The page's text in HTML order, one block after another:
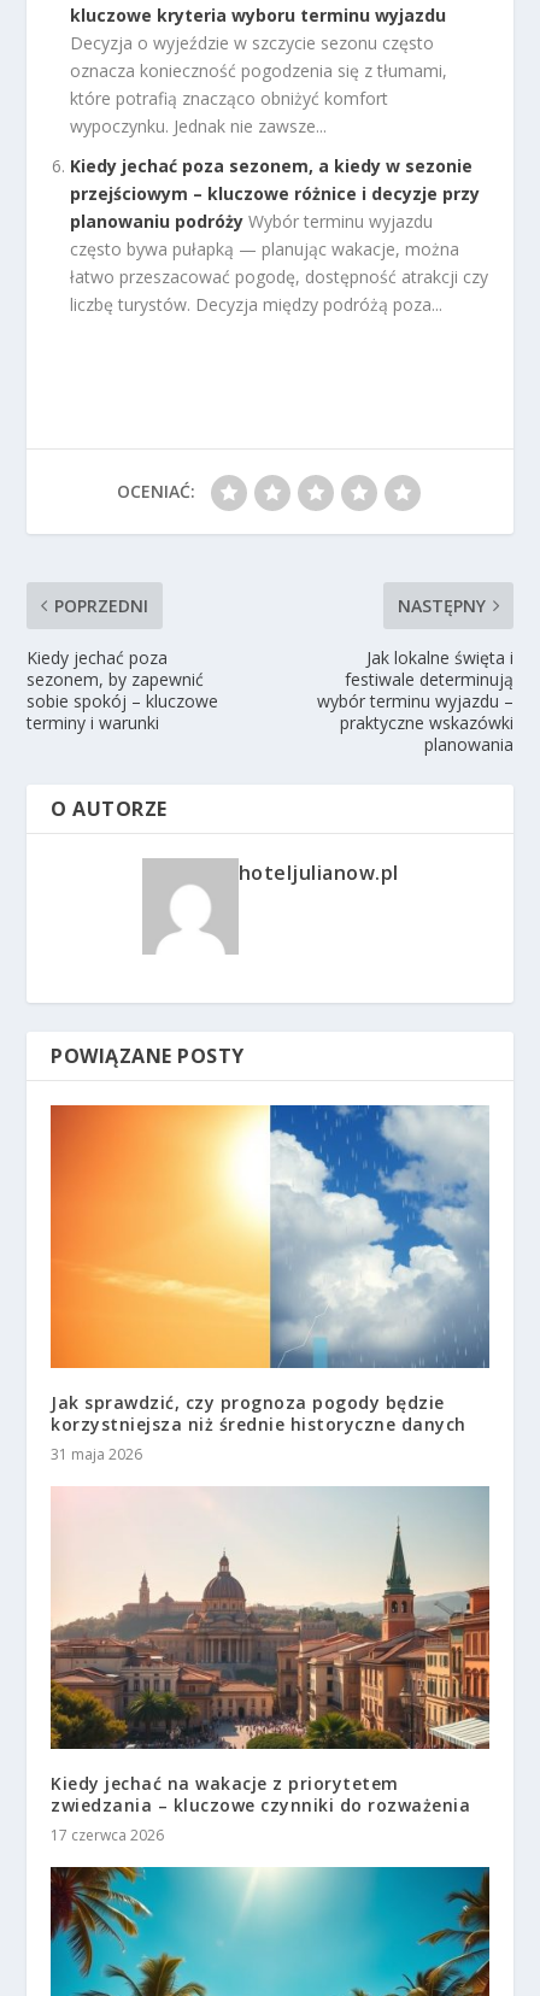
kluczowe kryteria wyboru terminu wyjazdu
Decyzja o wyjeździe w szczycie sezonu często
oznacza konieczność pogodzenia się z tłumami,
które potrafią znacząco obniżyć komfort
wypoczynku. Jednak nie zawsze...
Kiedy jechać poza sezonem, a kiedy w sezonie
przejściowym – kluczowe różnice i decyzje przy
planowaniu podróży Wybór terminu wyjazdu
często bywa pułapką — planując wakacje, można
łatwo przeszacować pogodę, dostępność atrakcji czy
liczbę turystów. Decyzja między podróżą poza...
OCENIAĆ:
POPRZEDNI
Kiedy jechać poza
sezonem, by zapewnić
sobie spokój – kluczowe
terminy i warunki
NASTĘPNY
Jak lokalne święta i
festiwale determinują
wybór terminu wyjazdu –
praktyczne wskazówki
planowania
O AUTORZE
hoteljulianow.pl
POWIĄZANE POSTY
Jak sprawdzić, czy prognoza pogody będzie
korzystniejsza niż średnie historyczne danych
31 maja 2026
Kiedy jechać na wakacje z priorytetem
zwiedzania – kluczowe czynniki do rozważenia
17 czerwca 2026